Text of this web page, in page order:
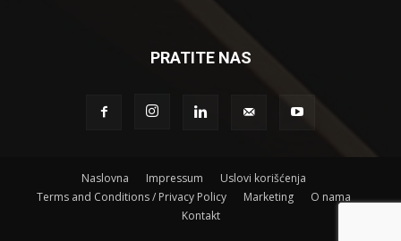
PRATITE NAS
Naslovna Impressum
Uslovi korišćenja
Terms and Conditions / Privacy Policy
Marketing
O nama
Kontakt